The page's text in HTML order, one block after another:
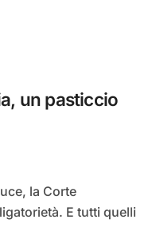
un pasticcio
E tutti quelli